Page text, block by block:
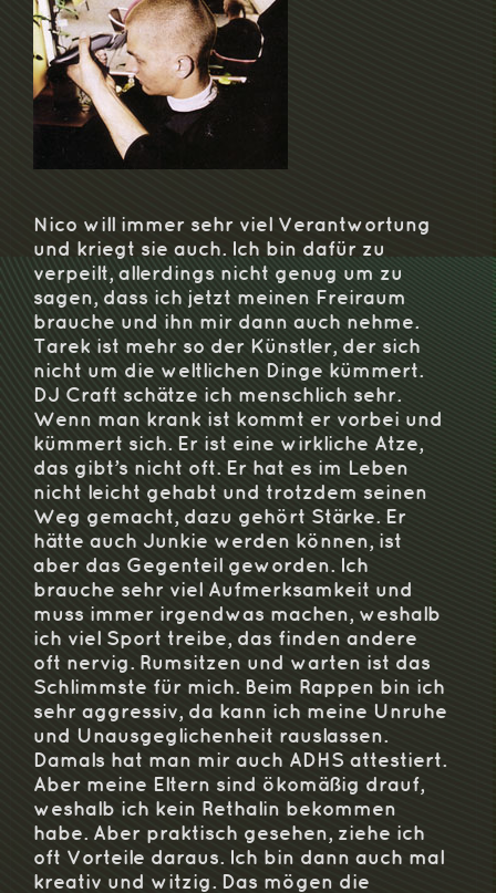
Nico will immer sehr viel Verantwortung
und kriegt sie auch. Ich bin dafür zu
verpeilt, allerdings nicht genug um zu
sagen, dass ich jetzt meinen Freiraum
brauche und ihn mir dann auch nehme.
Tarek ist mehr so der Künstler, der sich
nicht um die weltlichen Dinge kümmert.
DJ Craft schätze ich menschlich sehr.
Wenn man krank ist kommt er vorbei und
kümmert sich. Er ist eine wirkliche Atze,
das gibt’s nicht oft. Er hat es im Leben
nicht leicht gehabt und trotzdem seinen
Weg gemacht, dazu gehört Stärke. Er
hätte auch Junkie werden können, ist
aber das Gegenteil geworden. Ich
brauche sehr viel Aufmerksamkeit und
muss immer irgendwas machen, weshalb
ich viel Sport treibe, das finden andere
oft nervig. Rumsitzen und warten ist das
Schlimmste für mich. Beim Rappen bin ich
sehr aggressiv, da kann ich meine Unruhe
und Unausgeglichenheit rauslassen.
Damals hat man mir auch ADHS attestiert.
Aber meine Eltern sind ökomäßig drauf,
weshalb ich kein Rethalin bekommen
habe. Aber praktisch gesehen, ziehe ich
oft Vorteile daraus. Ich bin dann auch mal
kreativ und witzig. Das mögen die